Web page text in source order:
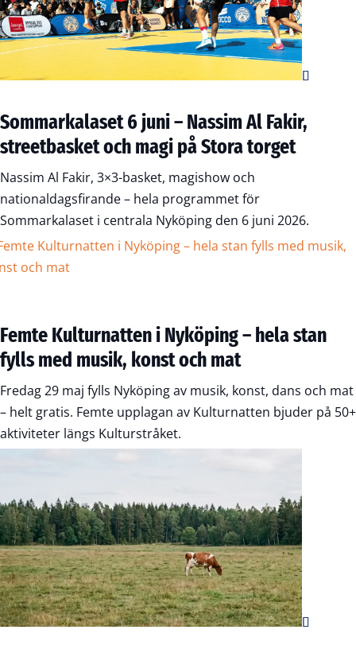
Sommarkalaset 6 juni – Nassim Al Fakir,
streetbasket och magi på Stora torget
Nassim Al Fakir, 3×3-basket, magishow och
nationaldagsfirande – hela programmet för
Sommarkalaset i centrala Nyköping den 6 juni 2026.
Femte Kulturnatten i Nyköping – hela stan
fylls med musik, konst och mat
Fredag 29 maj fylls Nyköping av musik, konst, dans och mat
– helt gratis. Femte upplagan av Kulturnatten bjuder på 50+
aktiviteter längs Kulturstråket.